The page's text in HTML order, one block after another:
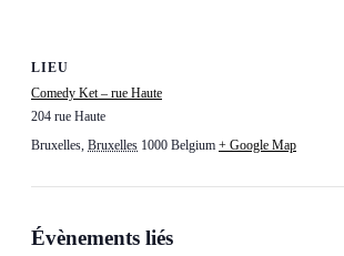
LIEU
Comedy Ket – rue Haute
204 rue Haute
Bruxelles, Bruxelles 1000 Belgium + Google Map
Évènements liés